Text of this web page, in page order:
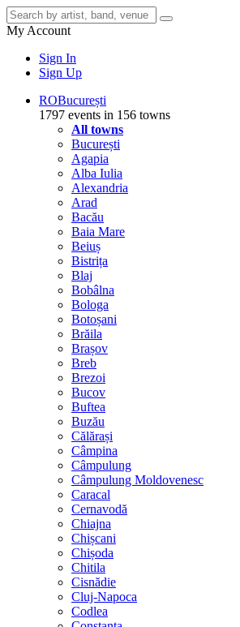
My Account
Sign In
Sign Up
ROBucurești
1797 events in 156 towns
All towns
București
Agapia
Alba Iulia
Alexandria
Arad
Bacău
Baia Mare
Beiuș
Bistrița
Blaj
Bobâlna
Bologa
Botoșani
Brăila
Brașov
Breb
Brezoi
Bucov
Buftea
Buzău
Călărași
Câmpina
Câmpulung
Câmpulung Moldovenesc
Caracal
Cernavodă
Chiajna
Chișcani
Chișoda
Chitila
Cisnădie
Cluj-Napoca
Codlea